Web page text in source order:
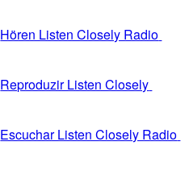
Hören Listen Closely Radio
Reproduzir Listen Closely
Escuchar Listen Closely Radio